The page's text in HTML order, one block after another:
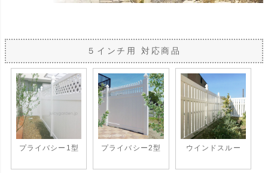
５インチ用 対応商品
プライバシー1型 プライバシー2型 ウインドスルー